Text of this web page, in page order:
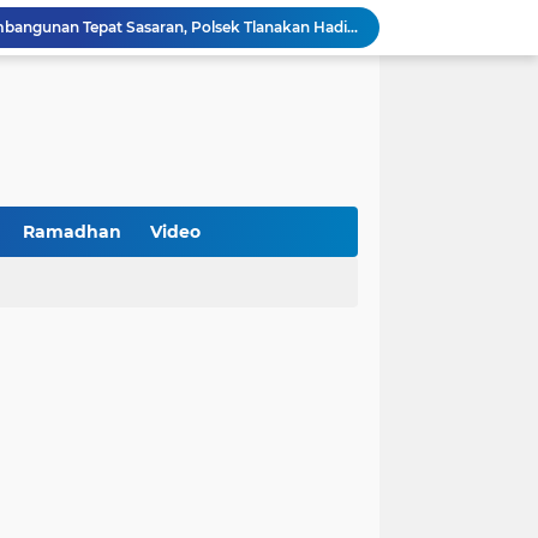
Kawal Perencanaan Pembangunan Tepat Sasaran, Polsek Tlanakan Hadiri Musrenbangdes Desa Bandaran
BPS Sampang: UMKM dan Usaha Besar Wajib Terdata di Sensus Ekonomi 2026, Kunci Kebijakan Tepat Sasaran
Baru Industri Jasa Keuangan
Ramadhan Video